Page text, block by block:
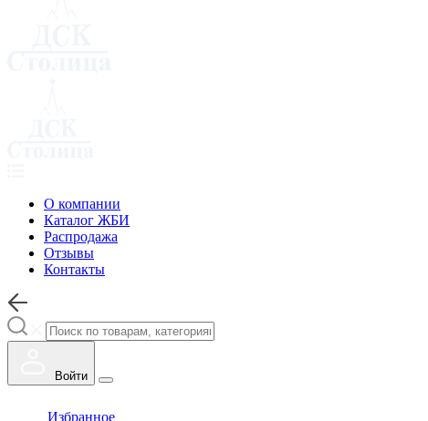
О компании
Каталог ЖБИ
Распродажа
Отзывы
Контакты
Войти
Избранное